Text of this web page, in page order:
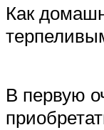
Как
В первую